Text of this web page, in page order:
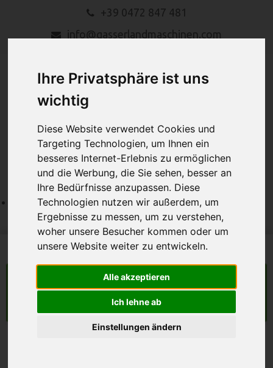
Ihre Privatsphäre ist uns
wichtig
Diese Website verwendet Cookies und
Targeting Technologien, um Ihnen ein
besseres Internet-Erlebnis zu ermöglichen
und die Werbung, die Sie sehen, besser an
Ihre Bedürfnisse anzupassen. Diese
Technologien nutzen wir außerdem, um
Ergebnisse zu messen, um zu verstehen,
woher unsere Besucher kommen oder um
unsere Website weiter zu entwickeln.
Alle akzeptieren
Ich lehne ab
Einstellungen ändern
+39 0472 847 481
info@gasserlandmaschinen.com
MENU